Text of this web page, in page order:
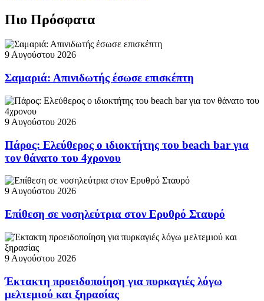
Πιο Πρόσφατα
9 Αυγούστου 2026
Σαμαριά: Απινιδωτής έσωσε επισκέπτη
9 Αυγούστου 2026
Πάρος: Ελεύθερος ο ιδιοκτήτης του beach bar για
τον θάνατο του 4χρονου
9 Αυγούστου 2026
Επίθεση σε νοσηλεύτρια στον Ερυθρό Σταυρό
9 Αυγούστου 2026
Έκτακτη προειδοποίηση για πυρκαγιές λόγω
μελτεμιού και ξηρασίας